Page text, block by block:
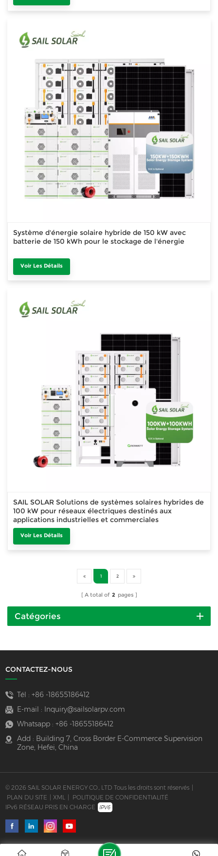
Système d'énergie solaire hybride de 150 kW avec
batterie de 150 kWh pour le stockage de l'énergie
Voir Les Détails
SAIL SOLAR Solutions de systèmes solaires hybrides de
100 kW pour réseaux électriques destinés aux
applications industrielles et commerciales
Voir Les Détails
1 2
A total of 2 pages
Catégories
CONTACTEZ-NOUS
Tél : +86 -18655186412
E-mail :
Inquiry@sailsolarpv.com
Whatsapp : +86 -18655186412
Add : Building 7, Cross Border E-Commerce Supervision
Zone, Hefei, China
© 2026 SAIL SOLAR ENERGY CO., LTD Tous les droits sont réservés |
PLAN DU SITE | XML | POLITIQUE DE CONFIDENTIALITÉ
IPv6 RÉSEAU PRIS EN CHARGE